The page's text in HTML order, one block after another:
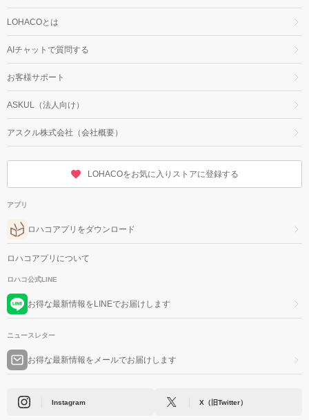
LOHACOとは
AIチャットで質問する
お客様サポート
ASKUL（法人向け）
アスクル株式会社（会社概要）
LOHACOをお気に入りストアに登録する
アプリ
ロハコアプリをダウンロード
ロハコアプリについて
ロハコ公式LINE
お得な最新情報をLINEでお届けします
ニュースレター
お得な最新情報をメールでお届けします
Instagram X（旧Twitter）